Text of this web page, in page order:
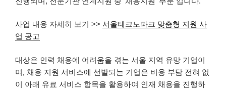
사업 내용 자세히 보기 >> 서울테크노파크 맞춤형 지원 사
업 공고
대상은 인력 채용에 어려움을 겪는 서울 지역 유망 기업이
며, 채용 지원 서비스에 선발되는 기업은 비용 부담 전혀 없
이 아래 유료 서비스 항목을 활용하여 인재 채용을 진행하